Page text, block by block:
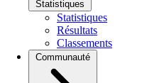
Statistiques
Statistiques
Résultats
Classements
Communauté